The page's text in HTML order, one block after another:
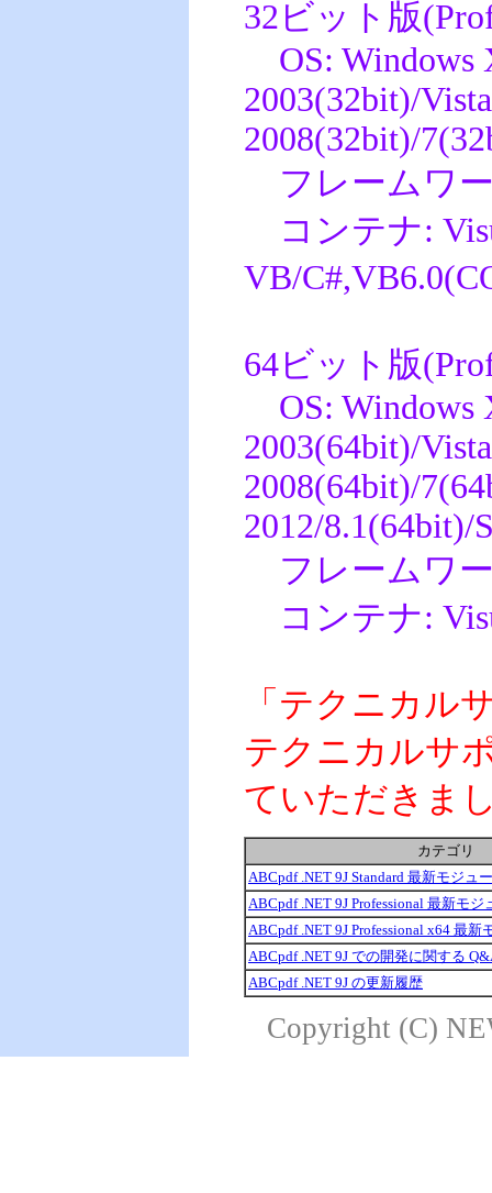
32ビット版
OS: Windows
2003(32bit)/
2008(32bit)/
フレームワー
コンテナ:
VB/
64ビット版
OS: Windows
2003(64bit)/
2008(64bit)/
2012/8.1(64bit)/
フレームワー
コンテナ:
「テクニカル
テクニカルサ
ていただきま
カテゴリ
ABCpdf .NET 9J Standard 最新モジュ
ABCpdf .NET 9J Professional 最新モ
ABCpdf .NET 9J Professional x64 最
ABCpdf .NET 9J での開発に関する
ABCpdf .NET 9J の更新履歴
Copyright (C)